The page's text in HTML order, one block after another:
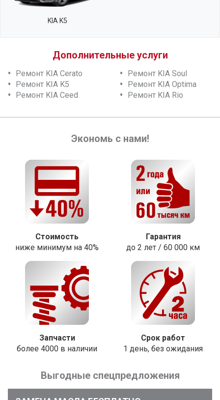
KIA K5
Дополнительные услуги
Ремонт KIA Cerato
Ремонт KIA K5
Ремонт KIA Ceed
Ремонт KIA Soul
Ремонт KIA Optima
Ремонт KIA Rio
Экономь с нами!
Стоимость
ниже минимум на 40%
Гарантия
до 2 лет / 60 000 км
Запчасти
более 4000 в наличии
Срок работ
1 день, без ожидания
Выгодные спецпредложения